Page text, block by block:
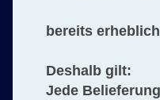
bereits
Deshalb gilt:
Jede